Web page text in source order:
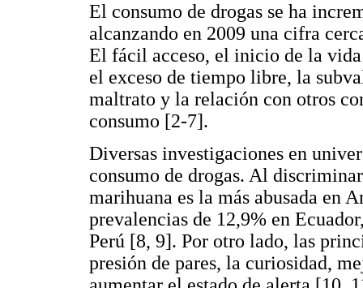
El consumo de drogas se ha
alcanzando en 2009 una cifra
El fácil acceso, el inicio de la
el exceso de tiempo libre, la
maltrato y la relación con otros
consumo [2-7].
Diversas investigaciones en
consumo de drogas. Al
marihuana es la más abusada en
prevalencias de 12,9% en
Perú [8, 9]. Por otro lado, las
presión de pares, la curiosidad,